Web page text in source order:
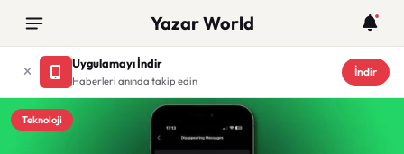
Yazar World
Uygulamayı İndir
Haberleri anında takip edin
İndir
Teknoloji